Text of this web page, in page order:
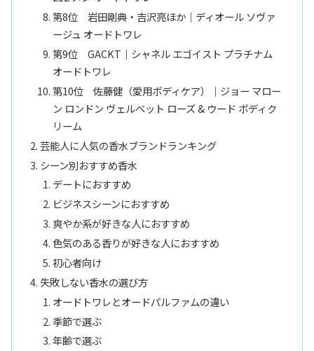
第8位 岩田剛典・吉沢亮ほか｜ディオール ソヴァ
ージュ オードトワレ
第9位 GACKT｜シャネル エゴイスト プラチナム
オードトワレ
第10位 佐藤健（愛用ボディケア）｜ジョー マロー
ン ロンドン ヴェルベット ローズ & ウード ボディク
リーム
芸能人に人気の香水ブランドランキング
シーン別おすすめ香水
デートにおすすめ
ビジネスシーンにおすすめ
爽やか系が好きな人におすすめ
色気のある香りが好きな人におすすめ
初心者向け
失敗しない香水の選び方
オードトワレとオードパルファムの違い
季節で選ぶ
年齢で選ぶ